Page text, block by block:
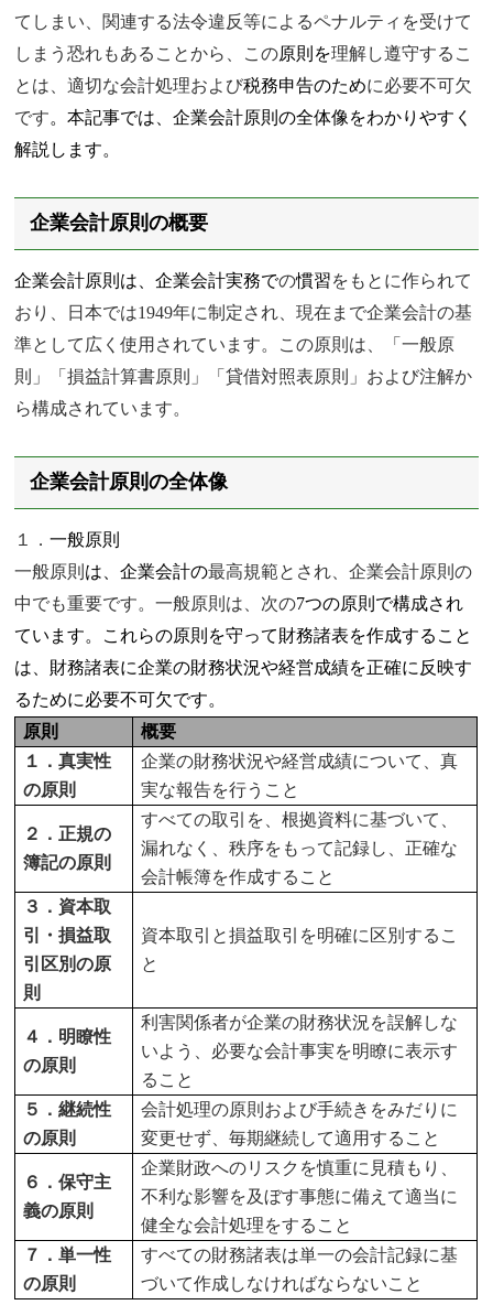
てしまい、関連する法令違反等によるペナルティを受けて
しまう恐れもあることから、この原則を理解し遵守するこ
とは、適切な会計処理および税務申告のために必要不可欠
です。本記事では、企業会計原則の全体像をわかりやすく
解説します。
企業会計原則の概要
企業会計原則は、企業会計実務での慣習をもとに作られて
おり、日本では1949年に制定され、現在まで企業会計の基
準として広く使用されています。この原則は、「一般原
則」「損益計算書原則」「貸借対照表原則」および注解か
ら構成されています。
企業会計原則の全体像
１．一般原則
一般原則 は、企業会計の最高規範とされ、企業会計原則の
中でも重要です。一般原則は、次の7つの原則で構成され
ています。これらの原則を守って財務諸表を作成すること
は、財務諸表に企業の財務状況や経営成績を正確に反映す
るために必要不可欠です。
原則
概要
１．真実性
の原則
企業の財務状況や経営成績について、真
実な報告を行うこと
２．正規の
簿記の原則
すべての取引を、根拠資料に基づいて、
漏れなく、秩序をもって記録し、正確な
会計帳簿を作成すること
３．資本取
引・損益取
引区別の原
則
資本取引と損益取引を明確に区別するこ
と
４．明瞭性
の原則
利害関係者が企業の財務状況を誤解しな
いよう、必要な会計事実を明瞭に表示す
ること
５．継続性
の原則
会計処理の原則および手続きをみだりに
変更せず、毎期継続して適用すること
６．保守主
義の原則
企業財政へのリスクを慎重に見積もり、
不利な影響を及ぼす事態に備えて適当に
健全な会計処理をすること
７．単一性
の原則
すべての財務諸表は単一の会計記録に基
づいて作成しなければならないこと